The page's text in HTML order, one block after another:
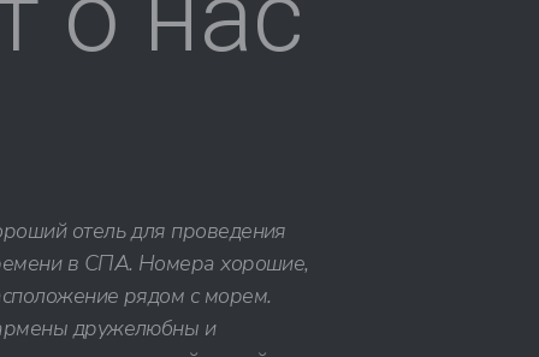
отель для проведения
в СПА. Номера хорошие,
рядом с морем.
дружелюбны и